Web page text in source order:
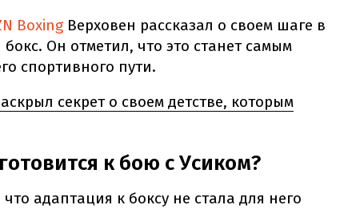
BoxingВерховен рассказал о своем шаге в
Он отметил, что это станет самым
спортивного пути.
секрет о своем детстве, которым
к бою с Усиком?
адаптация к боксу не стала для него